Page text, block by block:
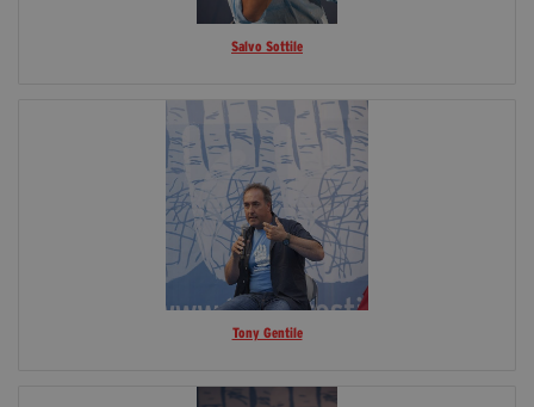
Salvo Sottile
Tony Gentile